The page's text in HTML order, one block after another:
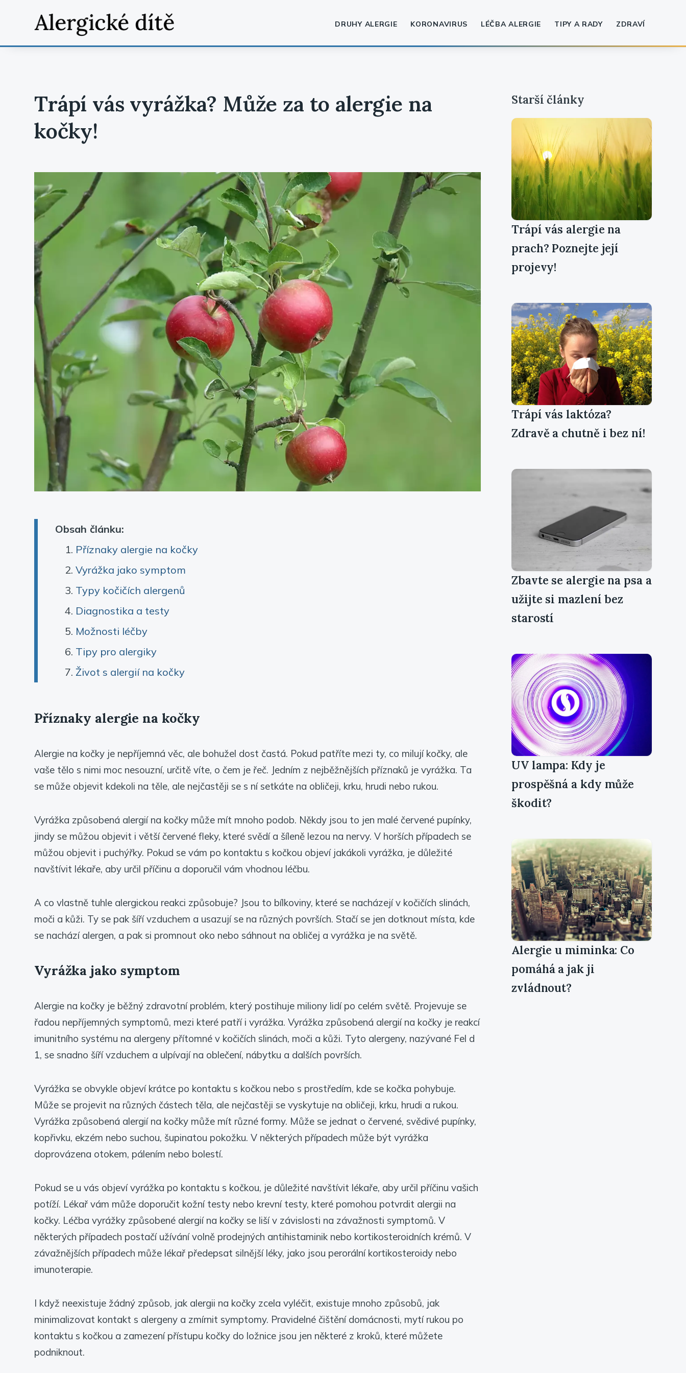
DRUHY ALERGIE KORONAVIRUS LÉČBA ALERGIE TIPY A RADY ZDRAVÍ
Trápí vás vyrážka? Může za to alergie na
kočky!
Obsah článku:
Příznaky alergie na kočky
Vyrážka jako symptom
Typy kočičích alergenů
Diagnostika a testy
Možnosti léčby
Tipy pro alergiky
Život s alergií na kočky
Příznaky alergie na kočky
Alergie na kočky je nepříjemná věc, ale bohužel dost častá. Pokud patříte mezi ty, co milují kočky, ale
vaše tělo s nimi moc nesouzní, určitě víte, o čem je řeč. Jedním z nejběžnějších příznaků je vyrážka. Ta
se může objevit kdekoli na těle, ale nejčastěji se s ní setkáte na obličeji, krku, hrudi nebo rukou.
Vyrážka způsobená alergií na kočky může mít mnoho podob. Někdy jsou to jen malé červené pupínky,
jindy se můžou objevit i větší červené fleky, které svědí a šíleně lezou na nervy. V horších případech se
můžou objevit i puchýřky. Pokud se vám po kontaktu s kočkou objeví jakákoli vyrážka, je důležité
navštívit lékaře, aby určil příčinu a doporučil vám vhodnou léčbu.
A co vlastně tuhle alergickou reakci způsobuje? Jsou to bílkoviny, které se nacházejí v kočičích slinách,
moči a kůži. Ty se pak šíří vzduchem a usazují se na různých površích. Stačí se jen dotknout místa, kde
se nachází alergen, a pak si promnout oko nebo sáhnout na obličej a vyrážka je na světě.
Vyrážka jako symptom
Alergie na kočky je běžný zdravotní problém, který postihuje miliony lidí po celém světě. Projevuje se
řadou nepříjemných symptomů, mezi které patří i vyrážka. Vyrážka způsobená alergií na kočky je reakcí
imunitního systému na alergeny přítomné v kočičích slinách, moči a kůži. Tyto alergeny, nazývané Fel d
1, se snadno šíří vzduchem a ulpívají na oblečení, nábytku a dalších površích.
Vyrážka se obvykle objeví krátce po kontaktu s kočkou nebo s prostředím, kde se kočka pohybuje.
Může se projevit na různých částech těla, ale nejčastěji se vyskytuje na obličeji, krku, hrudi a rukou.
Vyrážka způsobená alergií na kočky může mít různé formy. Může se jednat o červené, svědivé pupínky,
kopřivku, ekzém nebo suchou, šupinatou pokožku. V některých případech může být vyrážka
doprovázena otokem, pálením nebo bolestí.
Pokud se u vás objeví vyrážka po kontaktu s kočkou, je důležité navštívit lékaře, aby určil příčinu vašich
potíží. Lékař vám může doporučit kožní testy nebo krevní testy, které pomohou potvrdit alergii na
kočky. Léčba vyrážky způsobené alergií na kočky se liší v závislosti na závažnosti symptomů. V
některých případech postačí užívání volně prodejných antihistaminik nebo kortikosteroidních krémů. V
závažnějších případech může lékař předepsat silnější léky, jako jsou perorální kortikosteroidy nebo
imunoterapie.
I když neexistuje žádný způsob, jak alergii na kočky zcela vyléčit, existuje mnoho způsobů, jak
minimalizovat kontakt s alergeny a zmírnit symptomy. Pravidelné čištění domácnosti, mytí rukou po
kontaktu s kočkou a zamezení přístupu kočky do ložnice jsou jen některé z kroků, které můžete
podniknout.
Starší články
Trápí vás alergie na
prach? Poznejte její
projevy!
Trápí vás laktóza?
Zdravě a chutně i bez ní!
Zbavte se alergie na psa a
užijte si mazlení bez
starostí
UV lampa: Kdy je
prospěšná a kdy může
škodit?
Alergie u miminka: Co
pomáhá a jak ji
zvládnout?